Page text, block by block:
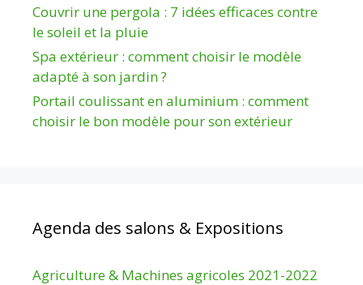
Couvrir une pergola : 7 idées efficaces contre
le soleil et la pluie
Spa extérieur : comment choisir le modèle
adapté à son jardin ?
Portail coulissant en aluminium : comment
choisir le bon modèle pour son extérieur
Agenda des salons & Expositions
Agriculture & Machines agricoles 2021-2022